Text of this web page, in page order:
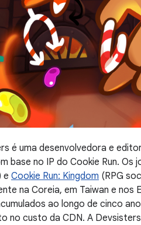
é uma desenvolvedora e
base no IP do Cookie Run. Os
e Cookie Run: Kingdom (RPG
na Coreia, em Taiwan e nos
ao longo de cinco
no custo da CDN. A